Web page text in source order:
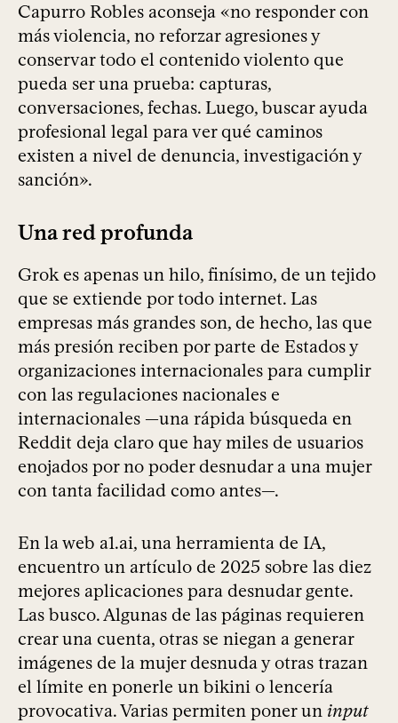
Capurro Robles aconseja «no responder con
más violencia, no reforzar agresiones y
conservar todo el contenido violento que
pueda ser una prueba: capturas,
conversaciones, fechas. Luego, buscar ayuda
profesional legal para ver qué caminos
existen a nivel de denuncia, investigación y
sanción».
Una red profunda
Grok es apenas un hilo, finísimo, de un tejido
que se extiende por todo internet. Las
empresas más grandes son, de hecho, las que
más presión reciben por parte de Estados y
organizaciones internacionales para cumplir
con las regulaciones nacionales e
internacionales —una rápida búsqueda en
Reddit deja claro que hay miles de usuarios
enojados por no poder desnudar a una mujer
con tanta facilidad como antes—.
En la web a1.ai, una herramienta de IA,
encuentro un artículo de 2025 sobre las diez
mejores aplicaciones para desnudar gente.
Las busco. Algunas de las páginas requieren
crear una cuenta, otras se niegan a generar
imágenes de la mujer desnuda y otras trazan
el límite en ponerle un bikini o lencería
provocativa. Varias permiten poner un input